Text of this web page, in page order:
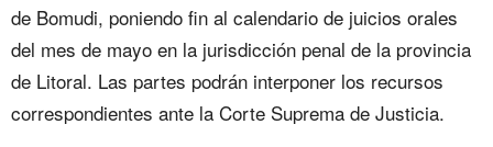
de Bomudi, poniendo fin al calendario de juicios orales
del mes de mayo en la jurisdicción penal de la provincia
de Litoral. Las partes podrán interponer los recursos
correspondientes ante la Corte Suprema de Justicia.